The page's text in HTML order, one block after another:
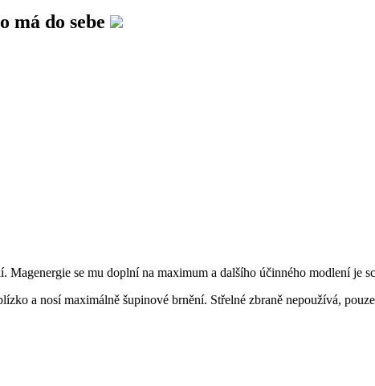
Magenergie se mu doplní na maximum a dalšího účinného modlení je
a nosí maximálně šupinové brnění. Střelné zbraně nepoužívá,